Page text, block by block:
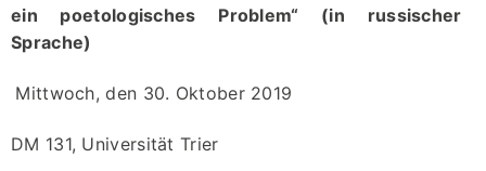
ein poetologisches Problem“ (in russischer
Sprache)
Mittwoch, den 30. Oktober 2019
DM 131, Universität Trier